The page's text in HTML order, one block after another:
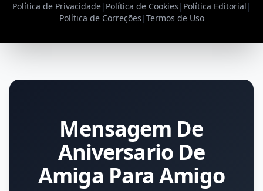
Política de Privacidade| Política de Cookies | Política Editorial |
Política de Correções |Termos de Uso
Mensagem De
Aniversario De
Amiga Para Amigo